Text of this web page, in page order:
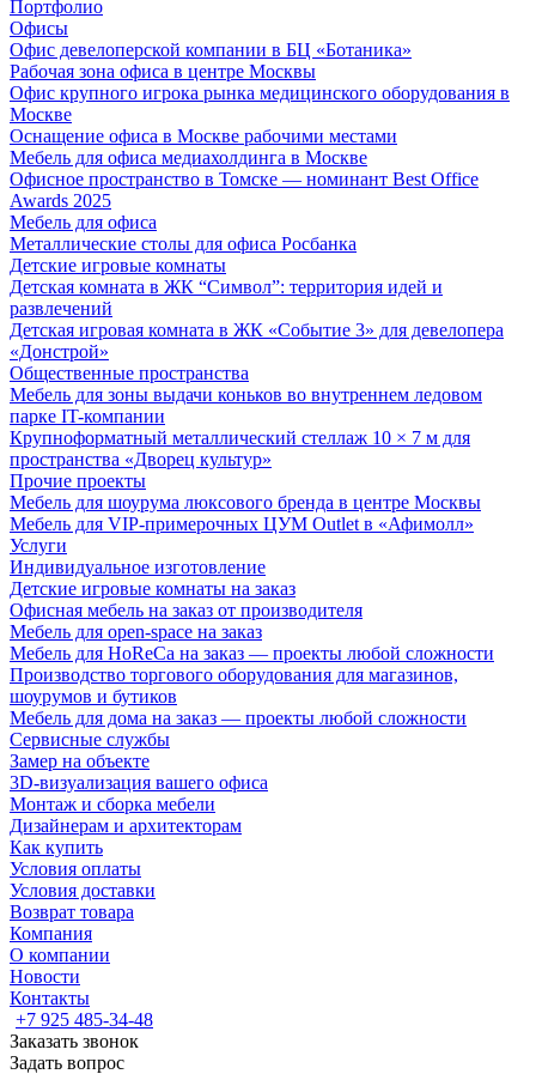
Портфолио
Офисы
Офис девелоперской компании в БЦ «Ботаника»
Рабочая зона офиса в центре Москвы
Офис крупного игрока рынка медицинского оборудования в
Москве
Оснащение офиса в Москве рабочими местами
Мебель для офиса медиахолдинга в Москве
Офисное пространство в Томске — номинант Best Office
Awards 2025
Мебель для офиса
Металлические столы для офиса Росбанка
Детские игровые комнаты
Детская комната в ЖК “Символ”: территория идей и
развлечений
Детская игровая комната в ЖК «Событие 3» для девелопера
«Донстрой»
Общественные пространства
Мебель для зоны выдачи коньков во внутреннем ледовом
парке IT-компании
Крупноформатный металлический стеллаж 10 × 7 м для
пространства «Дворец культур»
Прочие проекты
Мебель для шоурума люксового бренда в центре Москвы
Мебель для VIP-примерочных ЦУМ Outlet в «Афимолл»
Услуги
Индивидуальное изготовление
Детские игровые комнаты на заказ
Офисная мебель на заказ от производителя
Мебель для open-space на заказ
Мебель для HoReCa на заказ — проекты любой сложности
Производство торгового оборудования для магазинов,
шоурумов и бутиков
Мебель для дома на заказ — проекты любой сложности
Сервисные службы
Замер на объекте
3D-визуализация вашего офиса
Монтаж и сборка мебели
Дизайнерам и архитекторам
Как купить
Условия оплаты
Условия доставки
Возврат товара
Компания
О компании
Новости
Контакты
+7 925 485-34-48
Заказать звонок
Задать вопрос